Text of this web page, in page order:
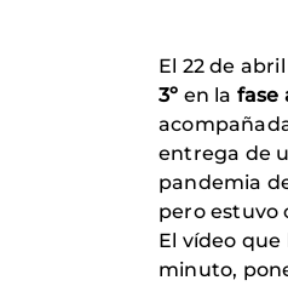
El 22 de
3º en la fase
entrega de
pandemia
pero estuvo
El vídeo
minuto,